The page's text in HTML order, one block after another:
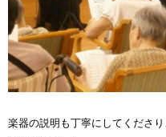
楽器の説明も丁寧にしてくださ